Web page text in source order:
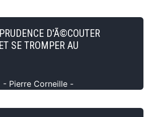
D'Ã©COUTER
SE TROMPER AU
- Pierre Corneille -